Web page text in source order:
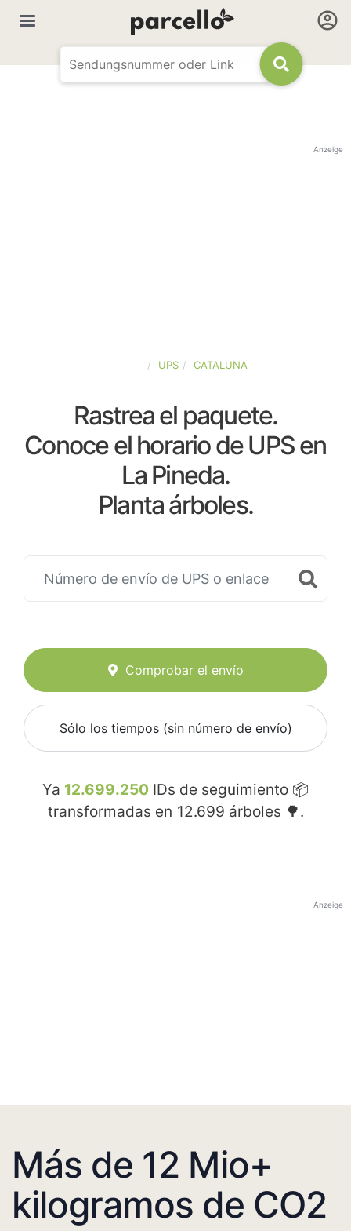
Anzeige
UPS CATALUNA
Rastrea el paquete.
Conoce el horario de UPS en
La Pineda.
Planta árboles.
Comprobar el envío
Sólo los tiempos (sin número de envío)
Ya 12.699.250 IDs de seguimiento 📦
transformadas en 12.699 árboles 🌳.
Anzeige
Más de 12 Mio+
kilogramos de CO2